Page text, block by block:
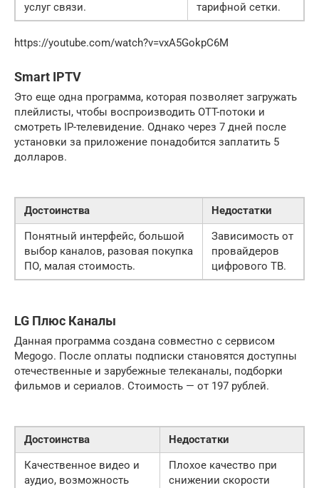
услуг связи.
тарифной сетки.
https://youtube.com/watch?v=vxA5GokpC6M
Smart IPTV
Это еще одна программа, которая позволяет загружать
плейлисты, чтобы воспроизводить OTT-потоки и
смотреть IP-телевидение. Однако через 7 дней после
установки за приложение понадобится заплатить 5
долларов.
Достоинства
Недостатки
Понятный интерфейс, большой
выбор каналов, разовая покупка
ПО, малая стоимость.
Зависимость от
провайдеров
цифрового ТВ.
LG Плюс Каналы
Данная программа создана совместно с сервисом
Megogo. После оплаты подписки становятся доступны
отечественные и зарубежные телеканалы, подборки
фильмов и сериалов. Стоимость — от 197 рублей.
Достоинства
Недостатки
Качественное видео и
аудио, возможность
Плохое качество при
снижении скорости